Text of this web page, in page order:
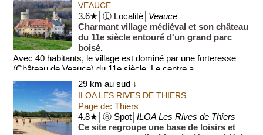
VEAUCE
3.6★│Ⓛ Localité│ Veauce
Charmant village médiéval et son château
du 11e siècle entouré d'un grand parc
boisé.
Avec 40 habitants, le village est dominé par une forteresse
(Château de Veauce) du 11e siècle. Le centre a...
29 km au sud ↓
ILOA LES RIVES DE THIERS
Page de: Thiers
4.8★│Ⓢ Spot│ILOA Les Rives de Thiers
Ce site regroupe une base de loisirs et